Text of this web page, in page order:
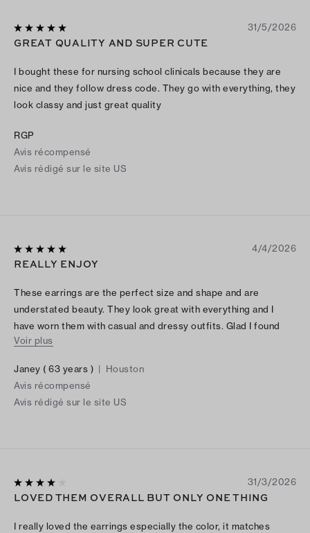
31/5/2026
GREAT QUALITY AND SUPER CUTE
I bought these for nursing school clinicals because they are
nice and they follow dress code. They go with everything, they
look classy and just great quality
RGP
Avis récompensé
Avis rédigé sur le site US
4/4/2026
REALLY ENJOY
These earrings are the perfect size and shape and are
understated beauty. They look great with everything and I
have worn them with casual and dressy outfits. Glad I found
them.
Voir plus
Janey ( 63 years ) | Houston
Avis récompensé
Avis rédigé sur le site US
31/3/2026
LOVED THEM OVERALL BUT ONLY ONE THING
I really loved the earrings especially the color, it matches